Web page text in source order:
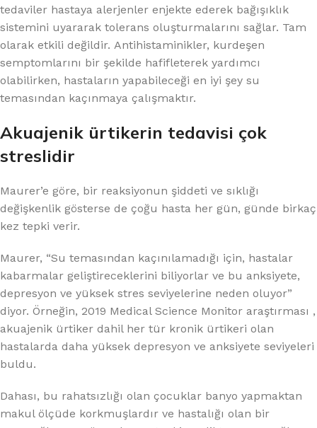
tedaviler hastaya alerjenler enjekte ederek bağışıklık
sistemini uyararak tolerans oluşturmalarını sağlar. Tam
olarak etkili değildir. Antihistaminikler, kurdeşen
semptomlarını bir şekilde hafifleterek yardımcı
olabilirken, hastaların yapabileceği en iyi şey su
temasından kaçınmaya çalışmaktır.
Akuajenik ürtikerin tedavisi çok
streslidir
Maurer’e göre, bir reaksiyonun şiddeti ve sıklığı
değişkenlik gösterse de çoğu hasta her gün, günde birkaç
kez tepki verir.
Maurer, “Su temasından kaçınılamadığı için, hastalar
kabarmalar geliştireceklerini biliyorlar ve bu anksiyete,
depresyon ve yüksek stres seviyelerine neden oluyor”
diyor. Örneğin, 2019 Medical Science Monitor araştırması ,
akuajenik ürtiker dahil her tür kronik ürtikeri olan
hastalarda daha yüksek depresyon ve anksiyete seviyeleri
buldu.
Dahası, bu rahatsızlığı olan çocuklar banyo yapmaktan
makul ölçüde korkmuşlardır ve hastalığı olan bir